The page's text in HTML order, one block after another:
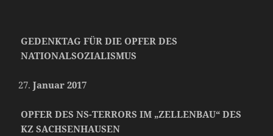
GEDENKTAG FÜR DIE OPFER DES
NATIONALSOZIALISMUS
Januar 2017
OPFER DES NS-TERRORS IM „ZELLENBAU“ DES
KZ SACHSENHAUSEN